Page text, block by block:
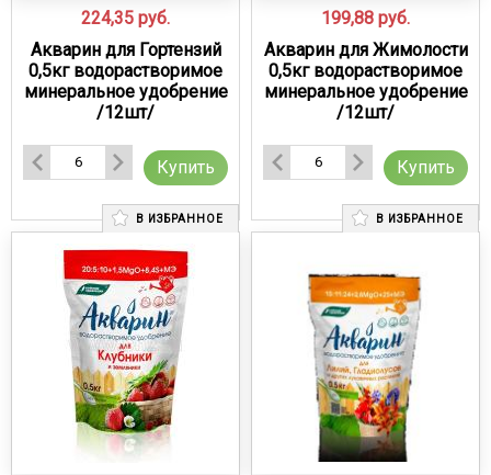
224,35 руб.
Акварин для Гортензий
0,5кг водорастворимое
минеральное удобрение
/12шт/
Купить
199,88 руб.
Акварин для Жимолости
0,5кг водорастворимое
минеральное удобрение
/12шт/
Купить
В ИЗБРАННОЕ В ИЗБРАННОЕ